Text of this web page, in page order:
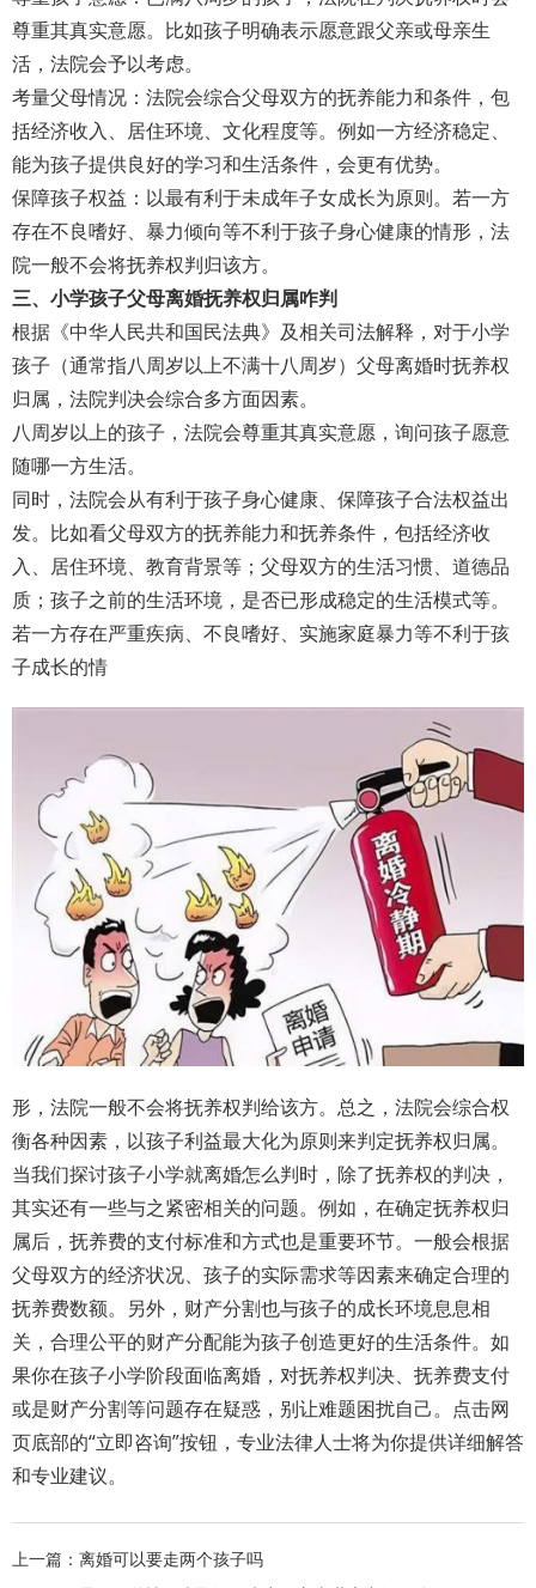
尊重其真实意愿。比如孩子明确表示愿意跟父亲或母亲生
活，法院会予以考虑。
考量父母情况：法院会综合父母双方的抚养能力和条件，包
括经济收入、居住环境、文化程度等。例如一方经济稳定、
能为孩子提供良好的学习和生活条件，会更有优势。
保障孩子权益：以最有利于未成年子女成长为原则。若一方
存在不良嗜好、暴力倾向等不利于孩子身心健康的情形，法
院一般不会将抚养权判归该方。
三、小学孩子父母离婚抚养权归属咋判
根据《中华人民共和国民法典》及相关司法解释，对于小学
孩子（通常指八周岁以上不满十八周岁）父母离婚时抚养权
归属，法院判决会综合多方面因素。
八周岁以上的孩子，法院会尊重其真实意愿，询问孩子愿意
随哪一方生活。
同时，法院会从有利于孩子身心健康、保障孩子合法权益出
发。比如看父母双方的抚养能力和抚养条件，包括经济收
入、居住环境、教育背景等；父母双方的生活习惯、道德品
质；孩子之前的生活环境，是否已形成稳定的生活模式等。
若一方存在严重疾病、不良嗜好、实施家庭暴力等不利于孩
子成长的情
形，法院一般不会将抚养权判给该方。总之，法院会综合权
衡各种因素，以孩子利益最大化为原则来判定抚养权归属。
当我们探讨孩子小学就离婚怎么判时，除了抚养权的判决，
其实还有一些与之紧密相关的问题。例如，在确定抚养权归
属后，抚养费的支付标准和方式也是重要环节。一般会根据
父母双方的经济状况、孩子的实际需求等因素来确定合理的
抚养费数额。另外，财产分割也与孩子的成长环境息息相
关，合理公平的财产分配能为孩子创造更好的生活条件。如
果你在孩子小学阶段面临离婚，对抚养权判决、抚养费支付
或是财产分割等问题存在疑惑，别让难题困扰自己。点击网
页底部的“立即咨询”按钮，专业法律人士将为你提供详细解答
和专业建议。
上一篇： 离婚可以要走两个孩子吗